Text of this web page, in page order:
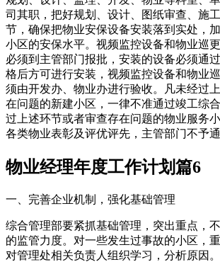
司其职，把好规划、设计、图纸审查、施
节，确保把物业安保设备安装落到实处，
小区的安保水平。视频监控设备和物业巡
必须到主管部门报批，安装的设备必须通
格后方可进行安装，视频监控设备和物业
须由开发办、物业办进行验收。凡未经过
在问题的新建小区，一律不准通过竣工综
过上述环节或者审查存在问题的物业服务
各类物业表彰及评优评先，主管部门不予通
物业经理年度工作计划篇6
一、完善企业机制，强化基础管理
综合管理部要紧抓基础管理，突出重点，
的监管力度。对一些发生过事故的小区，
对管理处相关负责人组织学习，分析原因